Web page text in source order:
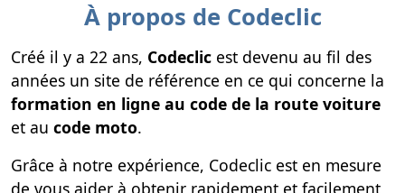
À propos de Codeclic
Créé il y a 22 ans, Codeclic est devenu au fil des
années un site de référence en ce qui concerne la
formation en ligne au code de la route voiture
et au code moto.
Grâce à notre expérience, Codeclic est en mesure
de vous aider à obtenir rapidement et facilement